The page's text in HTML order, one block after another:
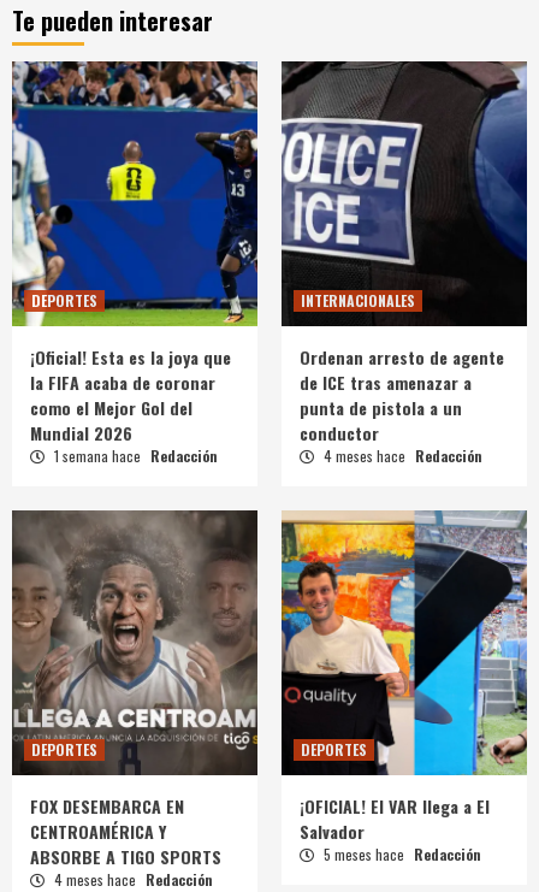
Te pueden interesar
DEPORTES
¡Oficial! Esta es la joya que
la FIFA acaba de coronar
como el Mejor Gol del
Mundial 2026
1 semana hace Redacción
INTERNACIONALES
Ordenan arresto de agente
de ICE tras amenazar a
punta de pistola a un
conductor
4 meses hace Redacción
DEPORTES
FOX DESEMBARCA EN
CENTROAMÉRICA Y
ABSORBE A TIGO SPORTS
4 meses hace Redacción
DEPORTES
¡OFICIAL! El VAR llega a El
Salvador
5 meses hace Redacción